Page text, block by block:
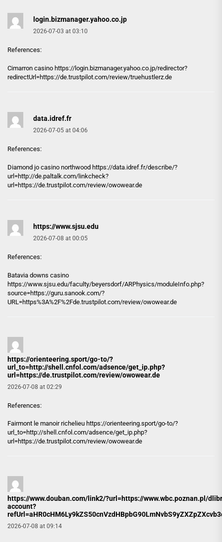
login.bizmanager.yahoo.co.jp
2026-07-03 at 03:10
References:
Cimarron casino https://login.bizmanager.yahoo.co.jp/redirector?
redirectUrl=https://de.trustpilot.com/review/truehustlerz.de
data.idref.fr
2026-07-05 at 04:06
References:
Diamond jo casino northwood https://data.idref.fr/describe/?
url=http://de.paltalk.com/linkcheck?
url=https://de.trustpilot.com/review/owowear.de
https://www.sjsu.edu
2026-07-08 at 00:05
References:
Batavia downs casino
https://www.sjsu.edu/faculty/beyersdorf/ARPhysics/moduleInfo.php?
source=https://guru.sanook.com/?
URL=https%3A%2F%2Fde.trustpilot.com/review/owowear.de
https://orienteering.sport/go-to/?
url_to=http://shell.cnfol.com/adsence/get_ip.php?
url=https://de.trustpilot.com/review/owowear.de
2026-07-08 at 02:29
References:
Fairmont le manoir richelieu https://orienteering.sport/go-to/?
url_to=http://shell.cnfol.com/adsence/get_ip.php?
url=https://de.trustpilot.com/review/owowear.de
https://www.douban.com/link2/?url=https://www.wbc.poznan.pl/
account?
2026-07-08 at 09:14